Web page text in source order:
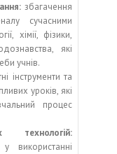
збагачення
сучасними
хімії, фізики,
які
учнів.
інструменти та
уроків, які
процес
технологій:
використанні